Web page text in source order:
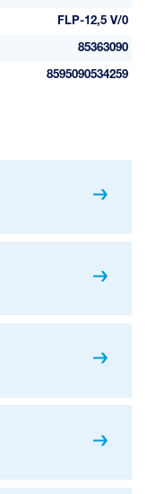
FLP-12,5 V/0
85363090
8595090534259